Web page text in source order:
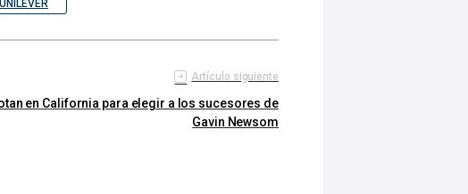
UNILEVER
Artículo siguiente
en California para elegir a los sucesores de
Gavin Newsom